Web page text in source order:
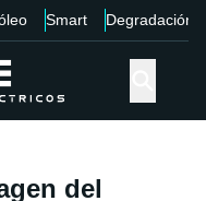
Smart Degradación
del